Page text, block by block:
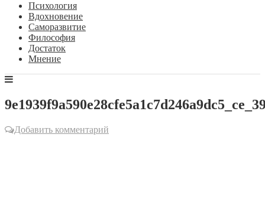
Психология
Вдохновение
Саморазвитие
Философия
Достаток
Мнение
Добавить комментарий